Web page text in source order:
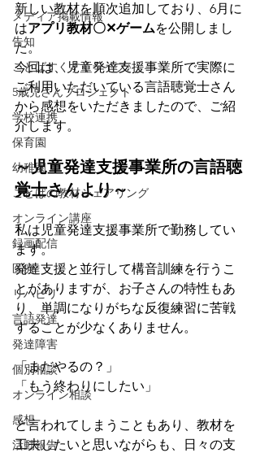
メディア掲載情報
告知
ことばすくすくライブ♪
5歳児さんプロジェクト
学校連携
保育園
幼稚園
ことばの教材シェアリング
オンライン講座
録画配信
医療
リハビリ
言語発達
発達障害
個別相談
オンライン相談
感想
活動報告
新しい教材を順次追加しており、6月に
はアプリ教材〇✕ゲームを公開しまし
た。
今回は、児童発達支援事業所で実際に
ご利用いただいている言語聴覚士さん
から感想をいただきましたので、ご紹
介します。
～児童発達支援事業所の言語聴
覚士さんより～
私は児童発達支援事業所で勤務してい
ます。
発達支援と並行して構音訓練を行うこ
とがありますが、お子さんの特性もあ
り、単調になりがちな反復練習に苦戦
することが少なくありません。
「まだやるの？」
「もう終わりにしたい」
と言われてしまうこともあり、教材を
工夫したいと思いながらも、日々の支